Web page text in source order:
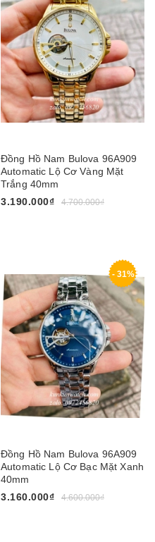
Đồng Hồ Nam Bulova 96A909
Automatic Lộ Cơ Vàng Mặt
Trắng 40mm
3.190.000₫
4.700.000₫
- 31%
Đồng Hồ Nam Bulova 96A909
Automatic Lộ Cơ Bạc Mặt Xanh
40mm
3.160.000₫
4.600.000₫